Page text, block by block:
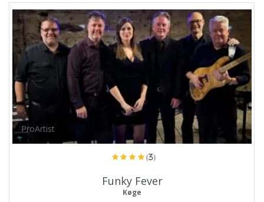
ProArtist
(3)
Funky Fever
Køge